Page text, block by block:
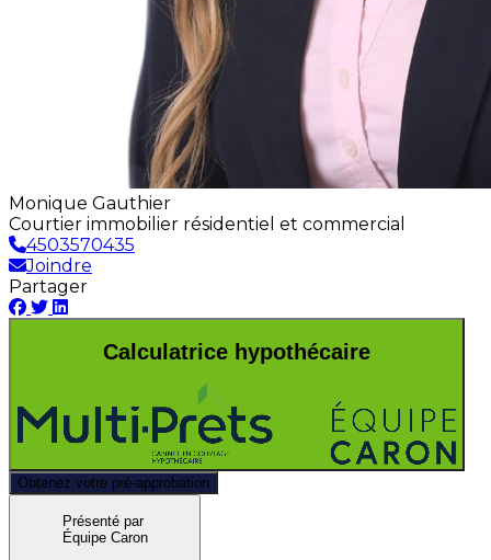
Monique Gauthier
Courtier immobilier résidentiel et commercial
4503570435
Joindre
Partager
Calculatrice hypothécaire
Obtenez votre pré-approbation
Présenté par
Équipe Caron